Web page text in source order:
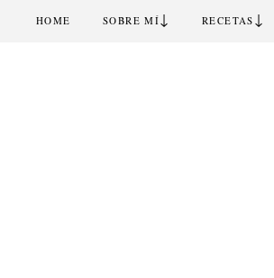
HOME SOBRE MÍ↓ RECETAS ↓